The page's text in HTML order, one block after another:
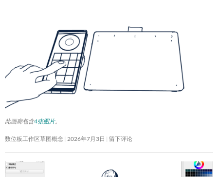
此画廊包含4张图片。
数位板工作区草图概念 2026年7月3日 留下评论